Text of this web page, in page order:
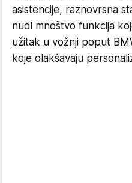
asistencije, raznovrsna
nudi mnoštvo funkcija
užitak u vožnji poput
koje olakšavaju